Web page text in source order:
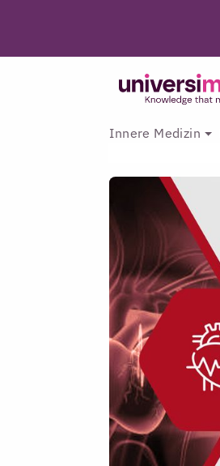
Innere Medizin